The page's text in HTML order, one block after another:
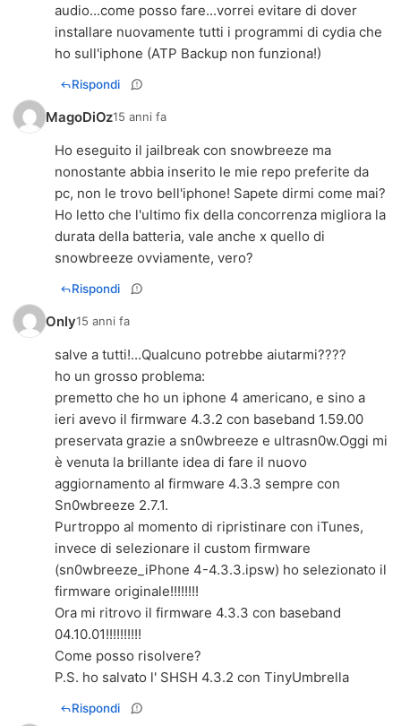
audio...come posso fare...vorrei evitare di dover
installare nuovamente tutti i programmi di cydia che
ho sull'iphone (ATP Backup non funziona!)
Rispondi
MagoDiOz15 anni fa
Ho eseguito il jailbreak con snowbreeze ma
nonostante abbia inserito le mie repo preferite da
pc, non le trovo bell'iphone! Sapete dirmi come mai?
Ho letto che l'ultimo fix della concorrenza migliora la
durata della batteria, vale anche x quello di
snowbreeze ovviamente, vero?
Rispondi
Only15 anni fa
salve a tutti!...Qualcuno potrebbe aiutarmi????
ho un grosso problema:
premetto che ho un iphone 4 americano, e sino a
ieri avevo il firmware 4.3.2 con baseband 1.59.00
preservata grazie a sn0wbreeze e ultrasn0w.Oggi mi
è venuta la brillante idea di fare il nuovo
aggiornamento al firmware 4.3.3 sempre con
Sn0wbreeze 2.7.1.
Purtroppo al momento di ripristinare con iTunes,
invece di selezionare il custom firmware
(sn0wbreeze_iPhone 4-4.3.3.ipsw) ho selezionato il
firmware originale!!!!!!!!
Ora mi ritrovo il firmware 4.3.3 con baseband
04.10.01!!!!!!!!!!
Come posso risolvere?
P.S. ho salvato l' SHSH 4.3.2 con TinyUmbrella
Rispondi